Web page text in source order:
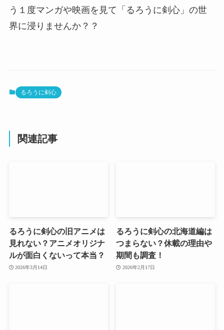
う１度マンガや映画を見て「るろうに剣心」の世
界に浸りませんか？？
るろうに剣心
関連記事
るろうに剣心の旧アニメは
見れない？アニメオリジナ
ルが面白くないって本当？
2026年3月14日
るろうに剣心の北海道編は
つまらない？休載の理由や
期間も調査！
2026年2月17日